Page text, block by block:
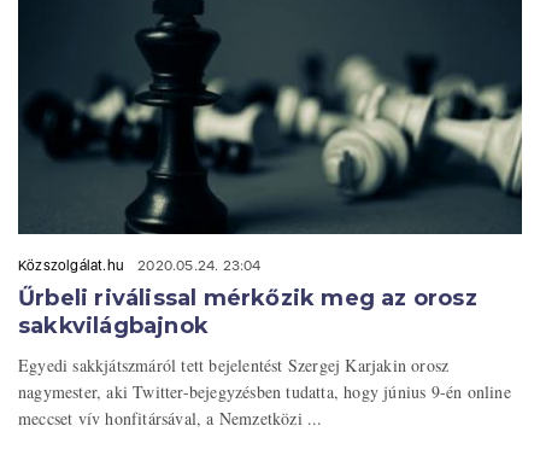
Közszolgálat.hu 2020.05.24. 23:04
Űrbeli riválissal mérkőzik meg az orosz
sakkvilágbajnok
Egyedi sakkjátszmáról tett bejelentést Szergej Karjakin orosz
nagymester, aki Twitter-bejegyzésben tudatta, hogy június 9-én online
meccset vív honfitársával, a Nemzetközi ...